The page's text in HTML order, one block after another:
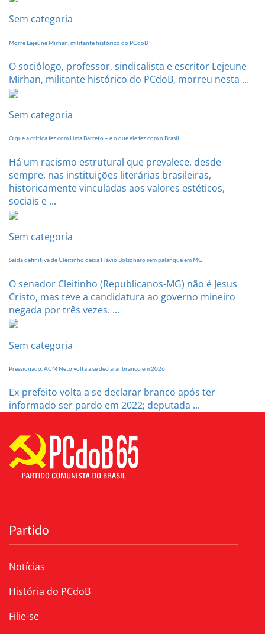
Sem categoria
Morre Lejeune Mirhan, militante histórico do PCdoB
O sociólogo, professor, sindicalista e escritor Lejeune
Mirhan, militante histórico do PCdoB, morreu nesta ...
Sem categoria
O que a crítica fez com Lima Barreto – e o que ele fez com o Brasil
Há um racismo estrutural que prevalece, desde
sempre, nas instituições literárias brasileiras,
historicamente vinculadas aos valores estéticos,
sociais e ...
Sem categoria
Saída definitiva de Cleitinho deixa Flávio Bolsonaro sem palanque em MG
O senador Cleitinho (Republicanos-MG) não é Jesus
Cristo, mas teve a candidatura ao governo mineiro
negada por três vezes. ...
Sem categoria
Pressionado, ACM Neto volta a se declarar branco em 2026
Ex-prefeito volta a se declarar branco após ter
informado ser pardo em 2022; deputada ...
Partido
Notícias
História do PCdoB
Filie-se